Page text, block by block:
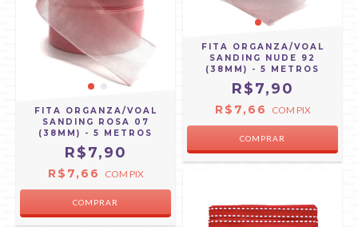
FITA ORGANZA/VOAL
SANDING ROSA 07
(38MM) - 5 METROS
R$7,90
R$7,66 COM PIX
FITA ORGANZA/VOAL
SANDING NUDE 92
(38MM) - 5 METROS
R$7,90
R$7,66 COM PIX